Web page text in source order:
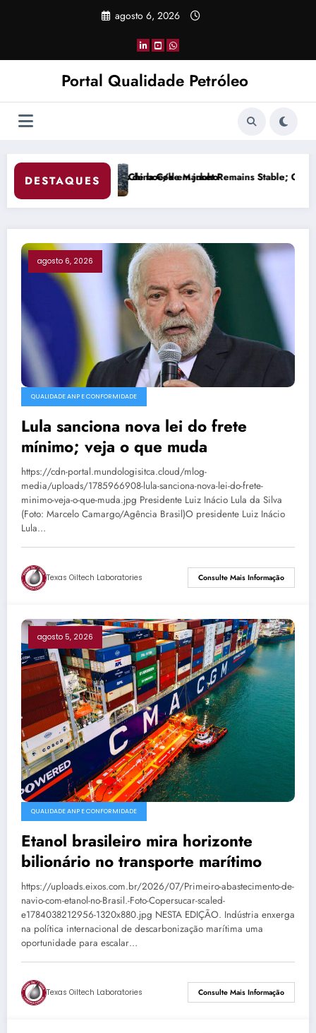
agosto 6, 2026
Portal Qualidade Petróleo
DESTAQUES
Stable; Overall Supply and Demand BalancedGasolina passa a ter
agosto 6, 2026
QUALIDADE ANP E CONFORMIDADE
Lula sanciona nova lei do frete
mínimo; veja o que muda
https://cdn-portal.mundologisitca.cloud/mlog-
media/uploads/1785966908-lula-sanciona-nova-lei-do-frete-
minimo-veja-o-que-muda.jpg Presidente Luiz Inácio Lula da Silva
(Foto: Marcelo Camargo/Agência Brasil)O presidente Luiz Inácio
Lula…
Texas Oiltech Laboratories Consulte Mais Informação
agosto 5, 2026
QUALIDADE ANP E CONFORMIDADE
Etanol brasileiro mira horizonte
bilionário no transporte marítimo
https://uploads.eixos.com.br/2026/07/Primeiro-abastecimento-de-
navio-com-etanol-no-Brasil.-Foto-Copersucar-scaled-
e1784038212956-1320x880.jpg NESTA EDIÇÃO. Indústria enxerga
na política internacional de descarbonização marítima uma
oportunidade para escalar…
Texas Oiltech Laboratories Consulte Mais Informação